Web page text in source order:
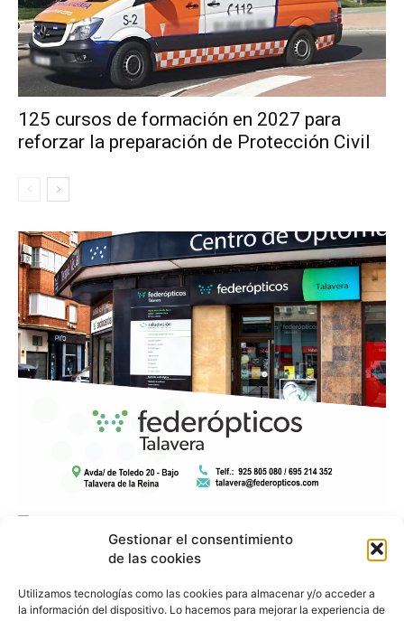
Gestionar el consentimiento
de las cookies
Utilizamos tecnologías como las cookies para almacenar y/o acceder a
la información del dispositivo. Lo hacemos para mejorar la experiencia de
125 cursos de formación en 2027 para
reforzar la preparación de Protección Civil